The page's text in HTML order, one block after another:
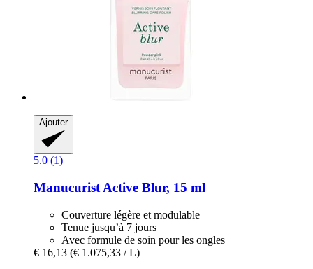
Ajouter
5.0 (1)
Manucurist Active Blur, 15 ml
Couverture légère et modulable
Tenue jusqu’à 7 jours
Avec formule de soin pour les ongles
€ 16,13 (€ 1.075,33 / L)